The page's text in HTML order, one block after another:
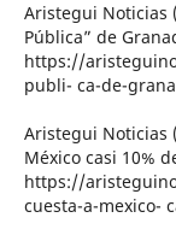
Aristegui Noticias
Pública” de
https://
publi- ca-de-
Aristegui Noticias
México casi 10%
https://
cuesta-a-mexico-